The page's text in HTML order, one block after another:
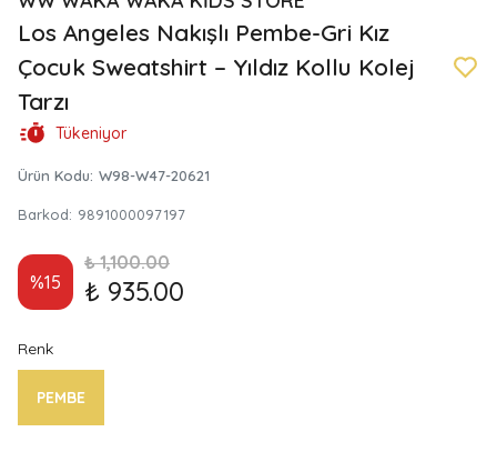
Los Angeles Nakışlı Pembe-Gri Kız
Çocuk Sweatshirt – Yıldız Kollu Kolej
Tarzı
Tükeniyor
Ürün Kodu: W98-W47-20621
Barkod: 9891000097197
%15
₺ 1,100.00
₺ 935.00
Renk
PEMBE